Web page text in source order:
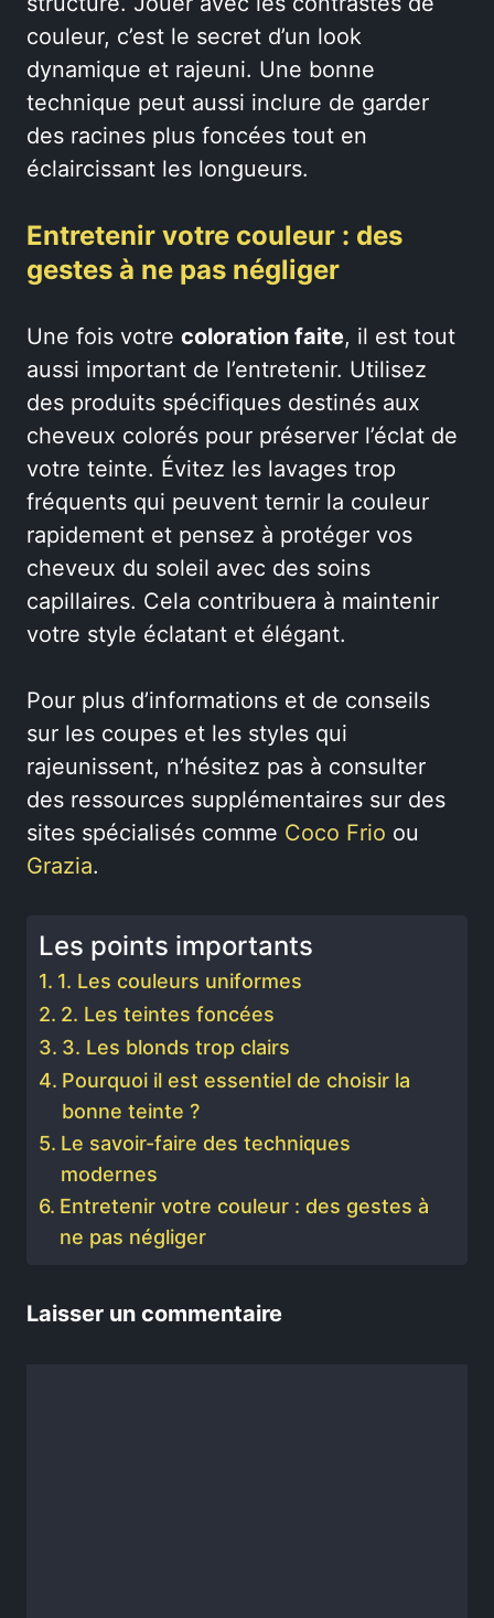
couleur, c’est le secret d’un look
dynamique et rajeuni. Une bonne
technique peut aussi inclure de garder
des racines plus foncées tout en
éclaircissant les longueurs.
Entretenir votre couleur : des
gestes à ne pas négliger
Une fois votre coloration faite, il est tout
aussi important de l’entretenir. Utilisez
des produits spécifiques destinés aux
cheveux colorés pour préserver l’éclat de
votre teinte. Évitez les lavages trop
fréquents qui peuvent ternir la couleur
rapidement et pensez à protéger vos
cheveux du soleil avec des soins
capillaires. Cela contribuera à maintenir
votre style éclatant et élégant.
Pour plus d’informations et de conseils
sur les coupes et les styles qui
rajeunissent, n’hésitez pas à consulter
des ressources supplémentaires sur des
sites spécialisés comme Coco Frio ou
Grazia.
Les points importants
1. Les couleurs uniformes
2. Les teintes foncées
3. Les blonds trop clairs
Pourquoi il est essentiel de choisir la
bonne teinte ?
Le savoir-faire des techniques
modernes
Entretenir votre couleur : des gestes à
ne pas négliger
Laisser un commentaire